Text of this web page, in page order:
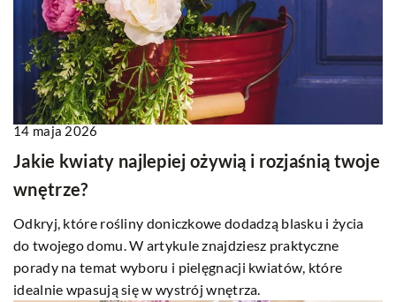
14 maja 2026
Jakie kwiaty najlepiej ożywią i rozjaśnią twoje
wnętrze?
Odkryj, które rośliny doniczkowe dodadzą blasku i życia
do twojego domu. W artykule znajdziesz praktyczne
porady na temat wyboru i pielęgnacji kwiatów, które
idealnie wpasują się w wystrój wnętrza.